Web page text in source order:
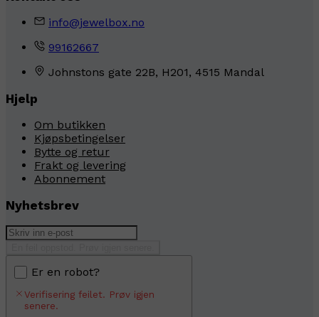
info@jewelbox.no
99162667
Johnstons gate 22B, H201, 4515 Mandal
Hjelp
Om butikken
Kjøpsbetingelser
Bytte og retur
Frakt og levering
Abonnement
Nyhetsbrev
Er en robot?
Verifisering feilet. Prøv igjen
senere.